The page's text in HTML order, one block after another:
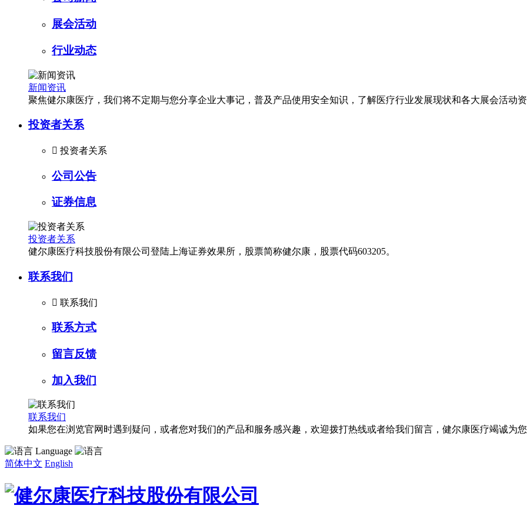
展会活动
行业动态
新闻资讯
聚焦健尔康医疗，我们将不定期与您分享企业大事记，普及产品使用安全知识，了解医疗行业发展现状和各大展会活动
投资者关系
 投资者关系
公司公告
证券信息
投资者关系
健尔康医疗科技股份有限公司登陆上海证券效果所，股票简称健尔康，股票代码603205。
联系我们
 联系我们
联系方式
留言反馈
加入我们
联系我们
如果您在浏览官网时遇到疑问，或者您对我们的产品和服务感兴趣，欢迎拨打热线或者给我们留言，健尔康医疗竭诚为
Language
简体中文 English